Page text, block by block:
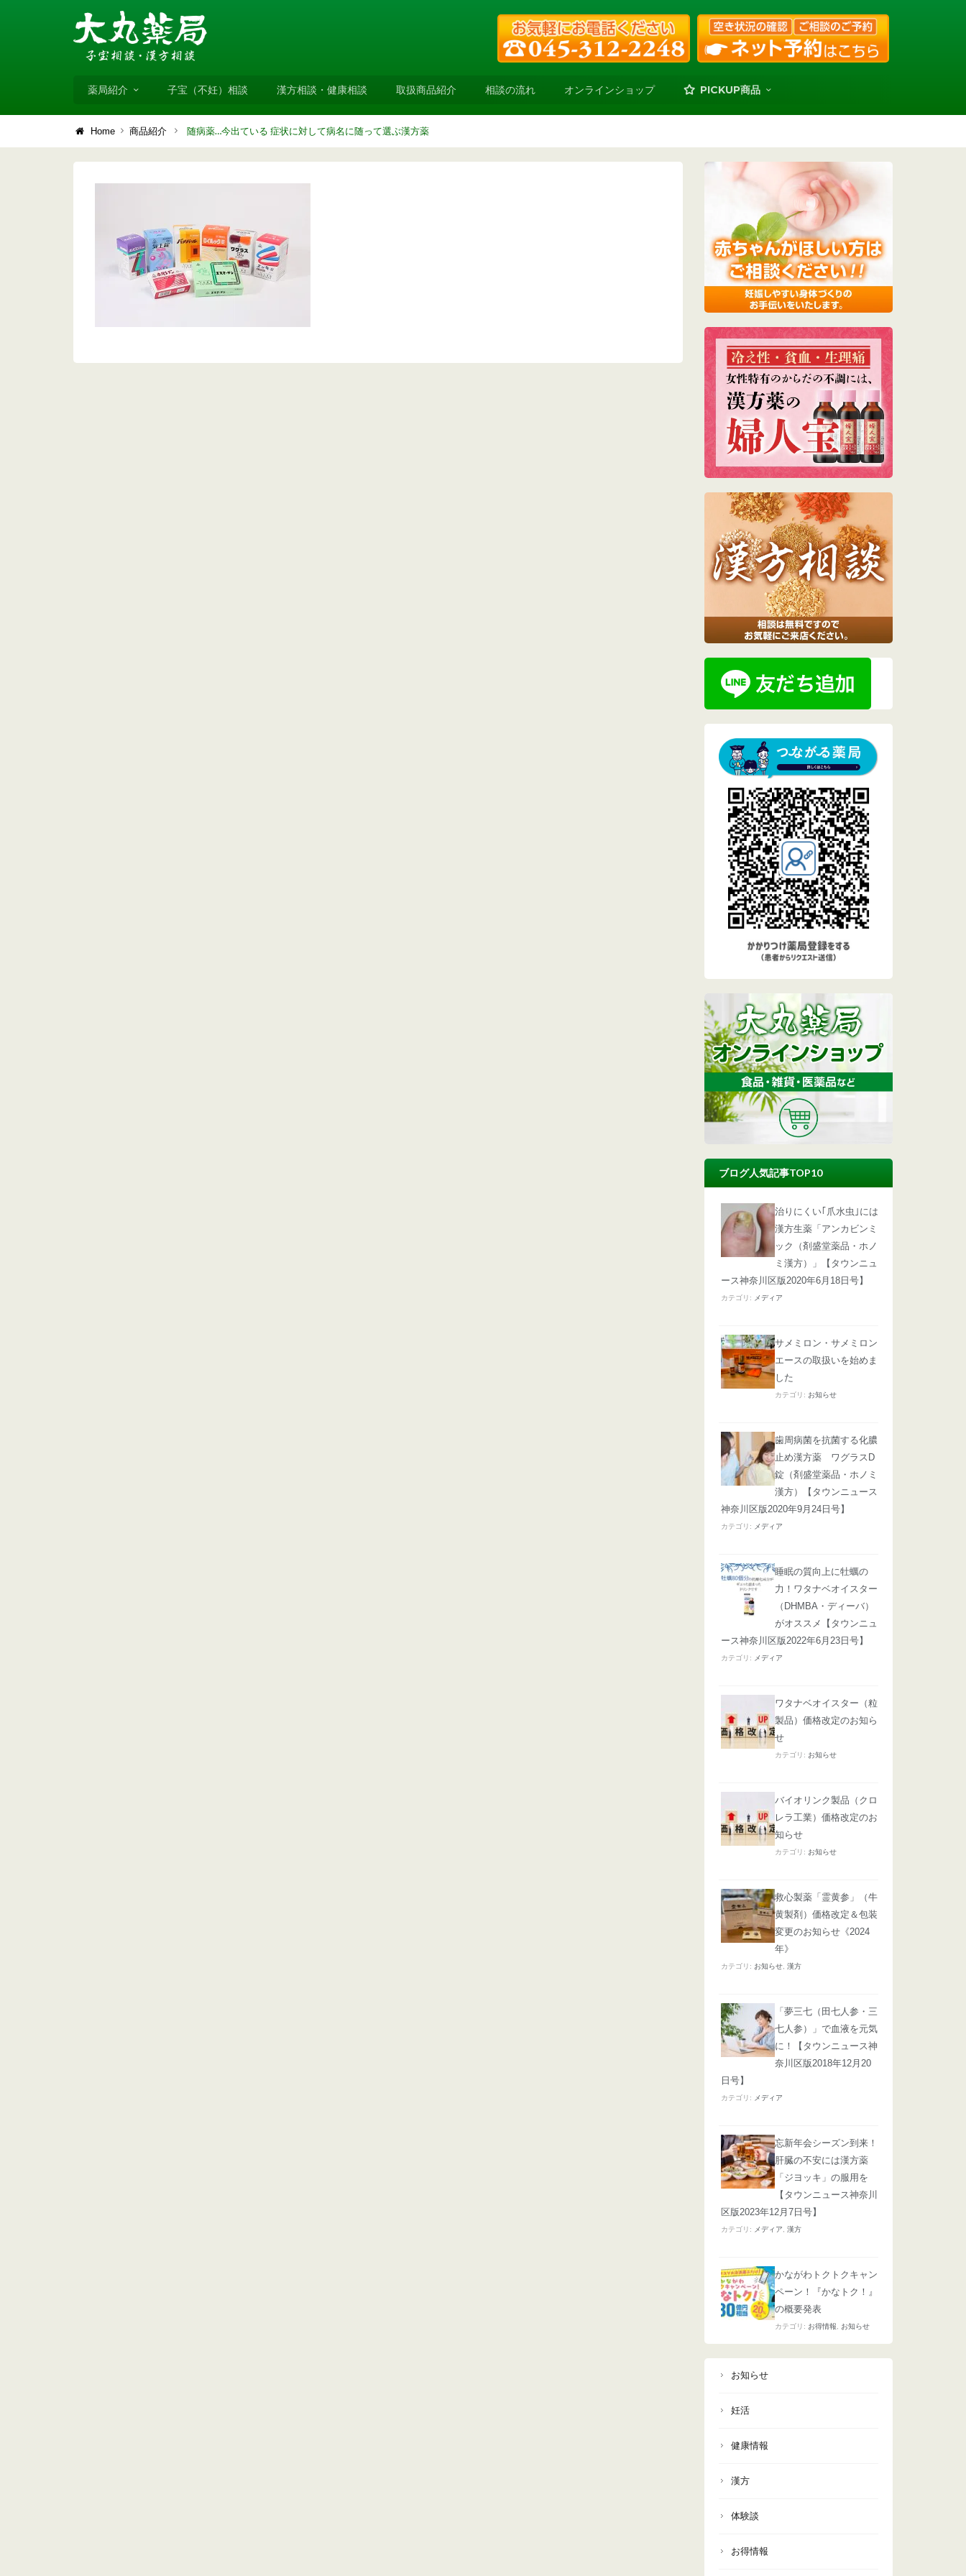
薬局紹介 子宝（不妊）相談 漢方相談・健康相談 取扱商品紹介 相談の流れ オンラインショップ PICKUP商品
Home 商品紹介 随病薬…今出ている 症状に対して病名に随って選ぶ漢方薬
ブログ人気記事TOP10
治りにくい｢爪水虫｣には
漢方生薬「アンカビンミ
ック（剤盛堂薬品・ホノ
ミ漢方）」【タウンニュ
ース神奈川区版2020年6月18日号】
カテゴリ: メディア
サメミロン・サメミロン
エースの取扱いを始めま
した
カテゴリ: お知らせ
歯周病菌を抗菌する化膿
止め漢方薬 ワグラスD
錠（剤盛堂薬品・ホノミ
漢方）【タウンニュース
神奈川区版2020年9月24日号】
カテゴリ: メディア
睡眠の質向上に牡蠣の
力！ワタナベオイスター
（DHMBA・ディーバ）
がオススメ【タウンニュ
ース神奈川区版2022年6月23日号】
カテゴリ: メディア
ワタナベオイスター（粒
製品）価格改定のお知ら
せ
カテゴリ: お知らせ
バイオリンク製品（クロ
レラ工業）価格改定のお
知らせ
カテゴリ: お知らせ
救心製薬「霊黄参」（牛
黄製剤）価格改定＆包装
変更のお知らせ《2024
年》
カテゴリ: お知らせ, 漢方
「夢三七（田七人参・三
七人参）」で血液を元気
に！【タウンニュース神
奈川区版2018年12月20
日号】
カテゴリ: メディア
忘新年会シーズン到来！
肝臓の不安には漢方薬
「ジヨッキ」の服用を
【タウンニュース神奈川
区版2023年12月7日号】
カテゴリ: メディア, 漢方
かながわトクトクキャン
ペーン！『かなトク！』
の概要発表
カテゴリ: お得情報, お知らせ
お知らせ
妊活
健康情報
漢方
体験談
お得情報